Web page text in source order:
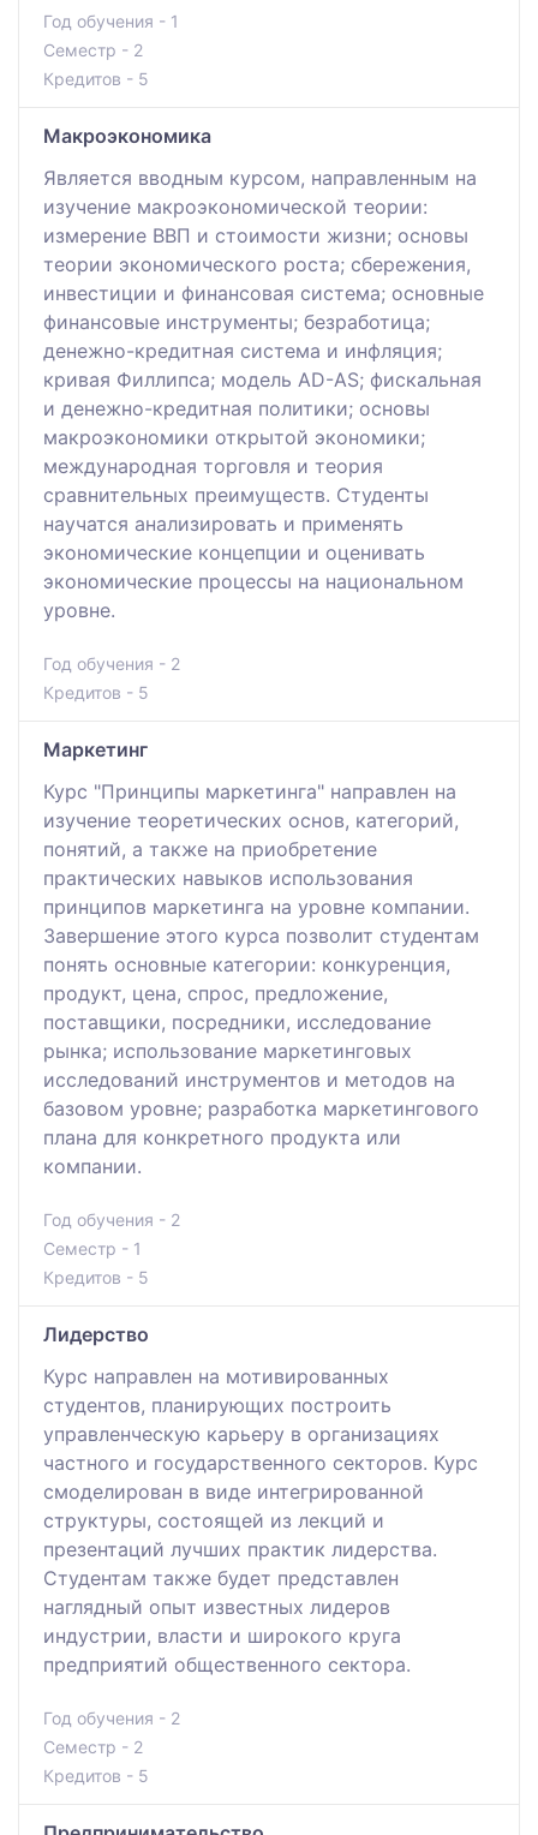
Год обучения - 1
Семестр - 2
Кредитов - 5
Макроэкономика
Является вводным курсом, направленным на
изучение макроэкономической теории:
измерение ВВП и стоимости жизни; основы
теории экономического роста; сбережения,
инвестиции и финансовая система; основные
финансовые инструменты; безработица;
денежно-кредитная система и инфляция;
кривая Филлипса; модель AD-AS; фискальная
и денежно-кредитная политики; основы
макроэкономики открытой экономики;
международная торговля и теория
сравнительных преимуществ. Студенты
научатся анализировать и применять
экономические концепции и оценивать
экономические процессы на национальном
уровне.
Год обучения - 2
Кредитов - 5
Маркетинг
Курс "Принципы маркетинга" направлен на
изучение теоретических основ, категорий,
понятий, а также на приобретение
практических навыков использования
принципов маркетинга на уровне компании.
Завершение этого курса позволит студентам
понять основные категории: конкуренция,
продукт, цена, спрос, предложение,
поставщики, посредники, исследование
рынка; использование маркетинговых
исследований инструментов и методов на
базовом уровне; разработка маркетингового
плана для конкретного продукта или
компании.
Год обучения - 2
Семестр - 1
Кредитов - 5
Лидерство
Курс направлен на мотивированных
студентов, планирующих построить
управленческую карьеру в организациях
частного и государственного секторов. Курс
смоделирован в виде интегрированной
структуры, состоящей из лекций и
презентаций лучших практик лидерства.
Студентам также будет представлен
наглядный опыт известных лидеров
индустрии, власти и широкого круга
предприятий общественного сектора.
Год обучения - 2
Семестр - 2
Кредитов - 5